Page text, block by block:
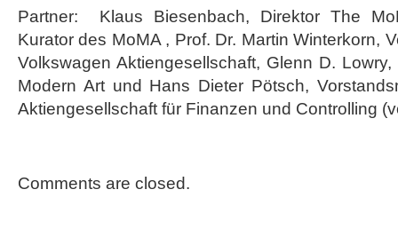
Partner: Klaus Biesenbach, Direktor The
Kurator des MoMA , Prof. Dr. Martin Winterkorn,
Volkswagen Aktiengesellschaft, Glenn D.
Modern Art und Hans Dieter Pötsch,
Aktiengesellschaft für Finanzen und Controlling
Comments are closed.